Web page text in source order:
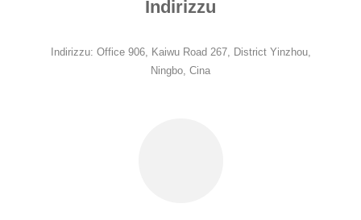
Indirizzu
Indirizzu: Office 906, Kaiwu Road 267, District Yinzhou,
Ningbo, Cina